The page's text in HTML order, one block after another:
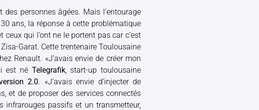
personnes âgées. Mais l’entourage
ans, la réponse à cette problématique
ceux qui l’ont ne le portent pas car c’est
Garat. Cette trentenaire Toulousaine
Renault. «J’avais envie de créer mon
est né Telegrafik, start-up toulousaine
2.0. «J’avais envie d’injecter de
et de proposer des services connectés
infrarouges passifs et un transmetteur,